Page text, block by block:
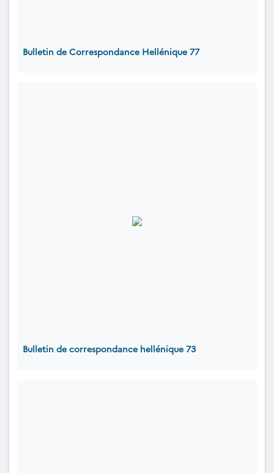
Bulletin de Correspondance Hellénique 77
Bulletin de correspondance hellénique 73